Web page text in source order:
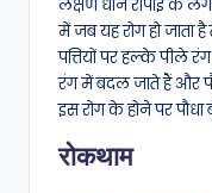
लक्षण धान रोपाई के
में जब यह रोग हो जाता
पत्तियों पर हल्के पीले
रंग में बदल जाते हैं और
इस रोग के होने पर पौधा
रोकथाम